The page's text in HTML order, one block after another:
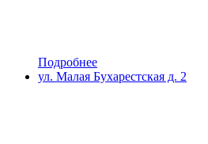
Подробнее
ул. Малая Бухарестская д. 2